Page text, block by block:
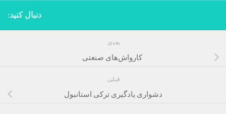
دنبال کنید:
بعدی
کارواش‌های صنعتی
قبلی
دشواری یادگیری ترکی استانبول